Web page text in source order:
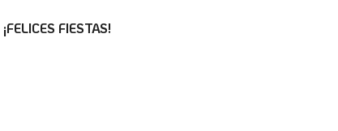
¡FELICES FIESTAS!